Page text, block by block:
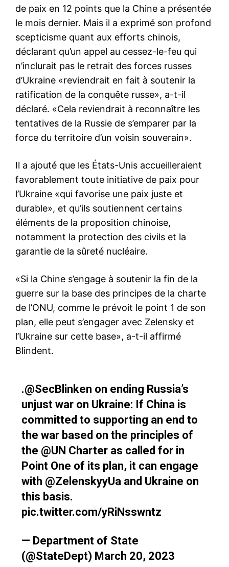
de paix en 12 points que la Chine a présentée
le mois dernier. Mais il a exprimé son profond
scepticisme quant aux efforts chinois,
déclarant qu’un appel au cessez-le-feu qui
n’inclurait pas le retrait des forces russes
d’Ukraine «reviendrait en fait à soutenir la
ratification de la conquête russe», a-t-il
déclaré. «Cela reviendrait à reconnaître les
tentatives de la Russie de s’emparer par la
force du territoire d’un voisin souverain».
Il a ajouté que les États-Unis accueilleraient
favorablement toute initiative de paix pour
l’Ukraine «qui favorise une paix juste et
durable», et qu’ils soutiennent certains
éléments de la proposition chinoise,
notamment la protection des civils et la
garantie de la sûreté nucléaire.
«Si la Chine s’engage à soutenir la fin de la
guerre sur la base des principes de la charte
de l’ONU, comme le prévoit le point 1 de son
plan, elle peut s’engager avec Zelensky et
l’Ukraine sur cette base», a-t-il affirmé
Blindent.
.@SecBlinken on ending Russia’s
unjust war on Ukraine: If China is
committed to supporting an end to
the war based on the principles of
the @UN Charter as called for in
Point One of its plan, it can engage
with @ZelenskyyUa and Ukraine on
this basis.
pic.twitter.com/yRiNsswntz
— Department of State
(@StateDept) March 20, 2023